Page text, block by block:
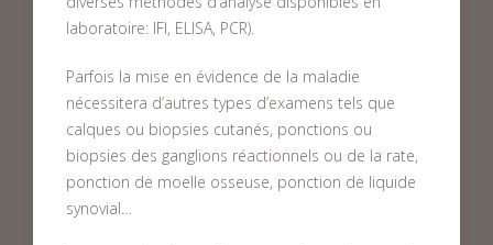
laboratoire: IFI, ELISA, PCR).
Parfois la mise en évidence de la maladie
nécessitera d’autres types d’examens tels que
calques ou biopsies cutanés, ponctions ou
biopsies des ganglions réactionnels ou de la rate,
ponction de moelle osseuse, ponction de liquide
synovial…